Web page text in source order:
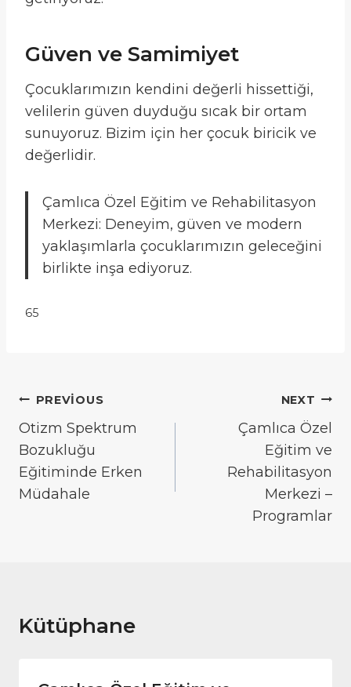
Güven ve Samimiyet
Çocuklarımızın kendini değerli hissettiği,
velilerin güven duyduğu sıcak bir ortam
sunuyoruz. Bizim için her çocuk biricik ve
değerlidir.
Çamlıca Özel Eğitim ve Rehabilitasyon
Merkezi: Deneyim, güven ve modern
yaklaşımlarla çocuklarımızın geleceğini
birlikte inşa ediyoruz.
65
Yazı
gezinmesi
PREVIOUS
Otizm Spektrum
Bozukluğu
Eğitiminde Erken
Müdahale
NEXT
Çamlıca Özel
Eğitim ve
Rehabilitasyon
Merkezi –
Programlar
Kütüphane